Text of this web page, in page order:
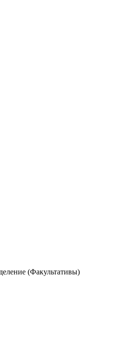
(Факультативы)